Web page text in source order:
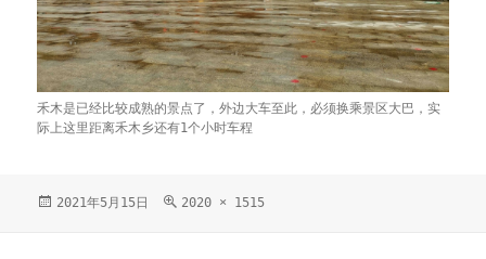
禾木是已经比较成熟的景点了，外边大车至此，必须换乘景区大巴，实
际上这里距离禾木乡还有1个小时车程
发
2021年5月15日
原
2020 × 1515